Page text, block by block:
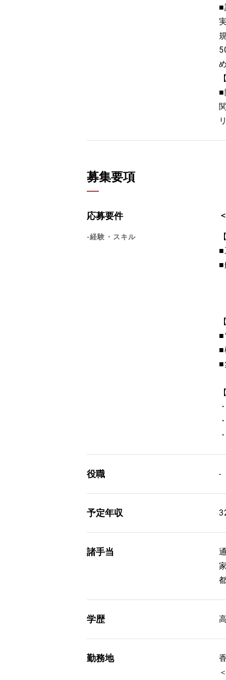
■
■
募集要項
応募要件
-経験・スキル
■
■
■
■
■
役職 -
予定年収
諸手当
学歴
勤務地